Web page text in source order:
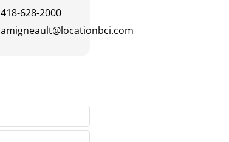
418-628-2000
amigneault@locationbci.com